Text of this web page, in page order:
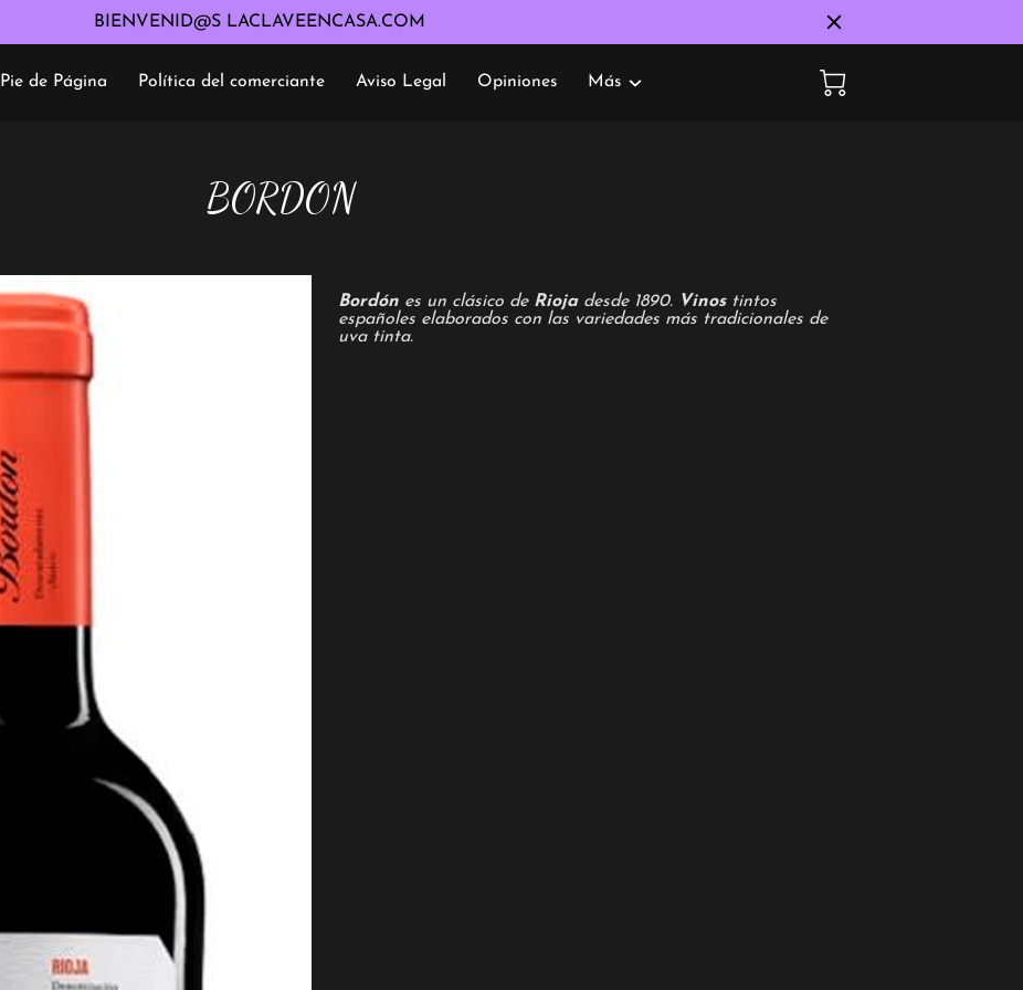
BIENVENID@S LACLAVEENCASA.COM
Pie de Página Política del comerciante Aviso Legal
Opiniones
Más
BORDON
Bordón es un clásico de Riojadesde 1890. Vinostintos
españoles elaborados con las variedades más tradicionales de
uva tinta.